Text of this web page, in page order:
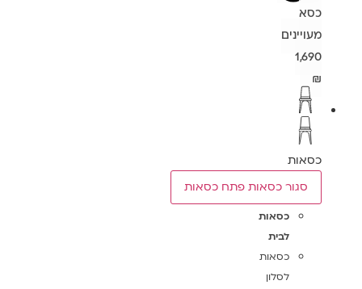
כסא
מעויינים
1,690
₪
כסאות
סגור כסאות פתח כסאות
כסאות
לבית
כסאות
לסלון